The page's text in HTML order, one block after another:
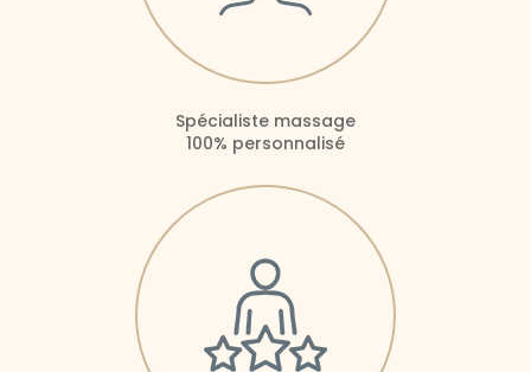
Spécialiste massage
100% personnalisé